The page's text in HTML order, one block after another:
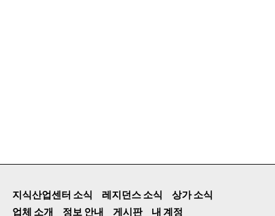
지식산업센터 소식 레지던스 소식
상가 소식
업체 소개
정보 안내 게시판 내 계정